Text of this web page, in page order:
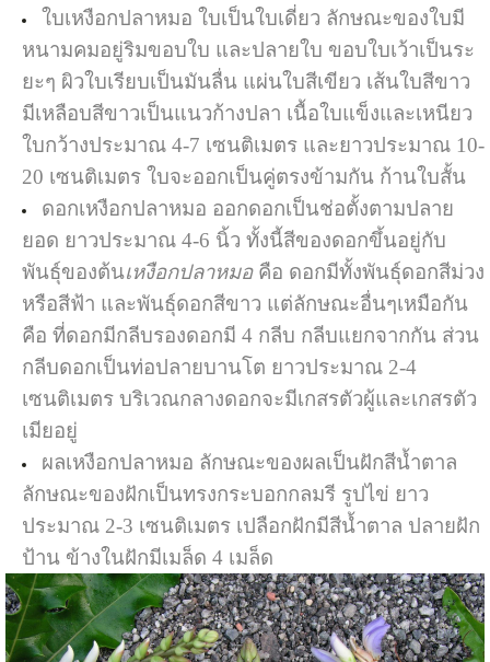
ใบเหงือกปลาหมอ ใบเป็นใบเดี่ยว ลักษณะของใบมี
หนามคมอยู่ริมขอบใบ และปลายใบ ขอบใบเว้าเป็นระ
ยะๆ ผิวใบเรียบเป็นมันลื่น แผ่นใบสีเขียว เส้นใบสีขาว
มีเหลือบสีขาวเป็นแนวก้างปลา เนื้อใบแข็งและเหนียว
ใบกว้างประมาณ 4-7 เซนติเมตร และยาวประมาณ 10-
20 เซนติเมตร ใบจะออกเป็นคู่ตรงข้ามกัน ก้านใบสั้น
ดอกเหงือกปลาหมอ ออกดอกเป็นช่อตั้งตามปลาย
ยอด ยาวประมาณ 4-6 นิ้ว ทั้งนี้สีของดอกขึ้นอยู่กับ
พันธุ์ของต้นเหงือกปลาหมอ คือ ดอกมีทั้งพันธุ์ดอกสีม่วง
หรือสีฟ้า และพันธุ์ดอกสีขาว แต่ลักษณะอื่นๆเหมือกัน
คือ ที่ดอกมีกลีบรองดอกมี 4 กลีบ กลีบแยกจากกัน ส่วน
กลีบดอกเป็นท่อปลายบานโต ยาวประมาณ 2-4
เซนติเมตร บริเวณกลางดอกจะมีเกสรตัวผู้และเกสรตัว
เมียอยู่
ผลเหงือกปลาหมอ ลักษณะของผลเป็นฝักสีน้ำตาล
ลักษณะของฝักเป็นทรงกระบอกกลมรี รูปไข่ ยาว
ประมาณ 2-3 เซนติเมตร เปลือกฝักมีสีน้ำตาล ปลายฝัก
ป้าน ข้างในฝักมีเมล็ด 4 เมล็ด